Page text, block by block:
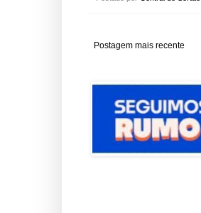
Postagem mais recente